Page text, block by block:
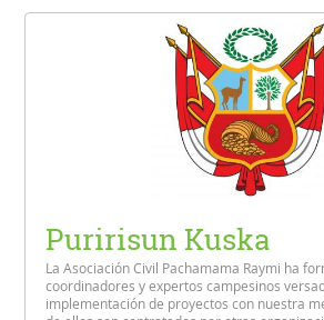
Puririsun Kuska
La Asociación Civil Pachamama Raymi ha
coordinadores y expertos campesinos
implementación de proyectos con nuestra